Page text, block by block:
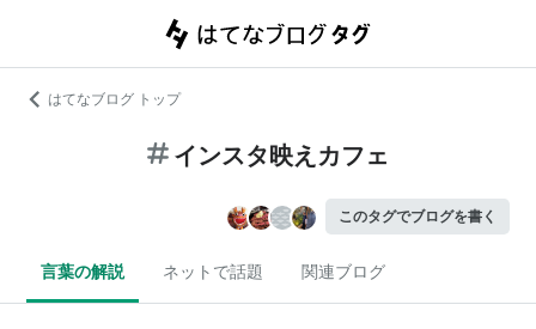
はてなブログ トップ
インスタ映えカフェ
このタグでブログを書く
言葉の解説 ネットで話題 関連ブログ